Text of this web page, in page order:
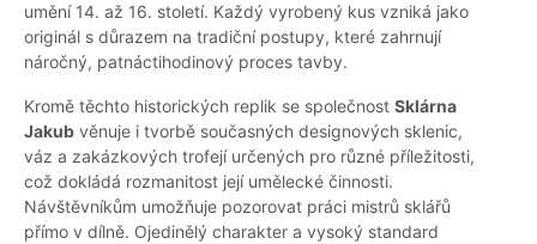
umění 14. až 16. století. Každý vyrobený kus vzniká jako
originál s důrazem na tradiční postupy, které zahrnují
náročný, patnáctihodinový proces tavby.
Kromě těchto historických replik se společnost Sklárna
Jakub věnuje i tvorbě současných designových sklenic,
váz a zakázkových trofejí určených pro různé příležitosti,
což dokládá rozmanitost její umělecké činnosti.
Návštěvníkům umožňuje pozorovat práci mistrů sklářů
přímo v dílně. Ojedinělý charakter a vysoký standard